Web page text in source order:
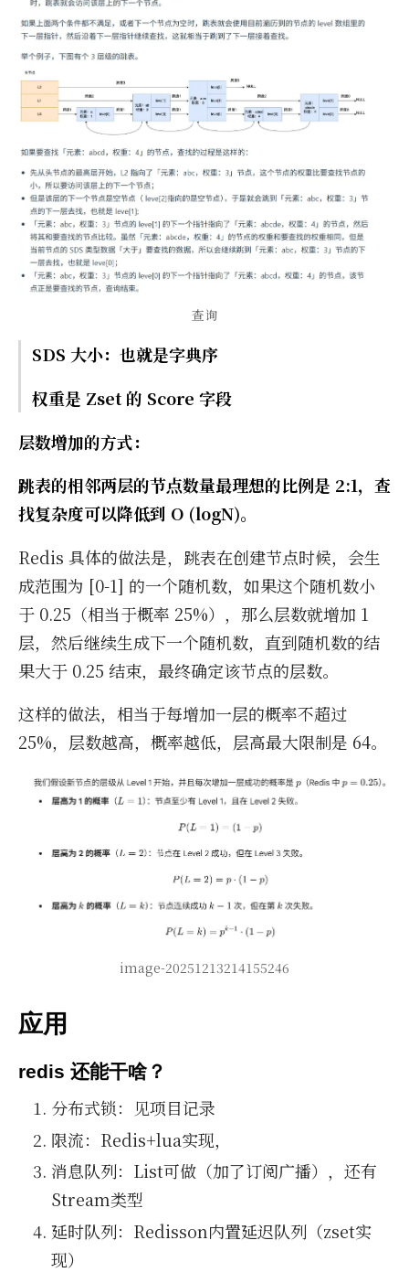
查询
SDS 大小：也就是字典序
权重是 Zset 的 Score 字段
层数增加的方式：
跳表的相邻两层的节点数量最理想的比例是 2:1，查
找复杂度可以降低到 O (logN)。
Re­dis 具体的做法是，跳表在创建节点时候，会生
成范围为 [0-1] 的一个随机数，如果这个随机数小
于 0.25（相当于概率 25%），那么层数就增加 1
层，然后继续生成下一个随机数，直到随机数的结
果大于 0.25 结束，最终确定该节点的层数。
这样的做法，相当于每增加一层的概率不超过
25%，层数越高，概率越低，层高最大限制是 64。
image-20251213214155246
应用
redis 还能干啥？
分布式锁：见项目记录
限流：Redis+lua实现，
消息队列：List可做（加了订阅广播），还有
Stream类型
延时队列：Redisson内置延迟队列（zset实
现）